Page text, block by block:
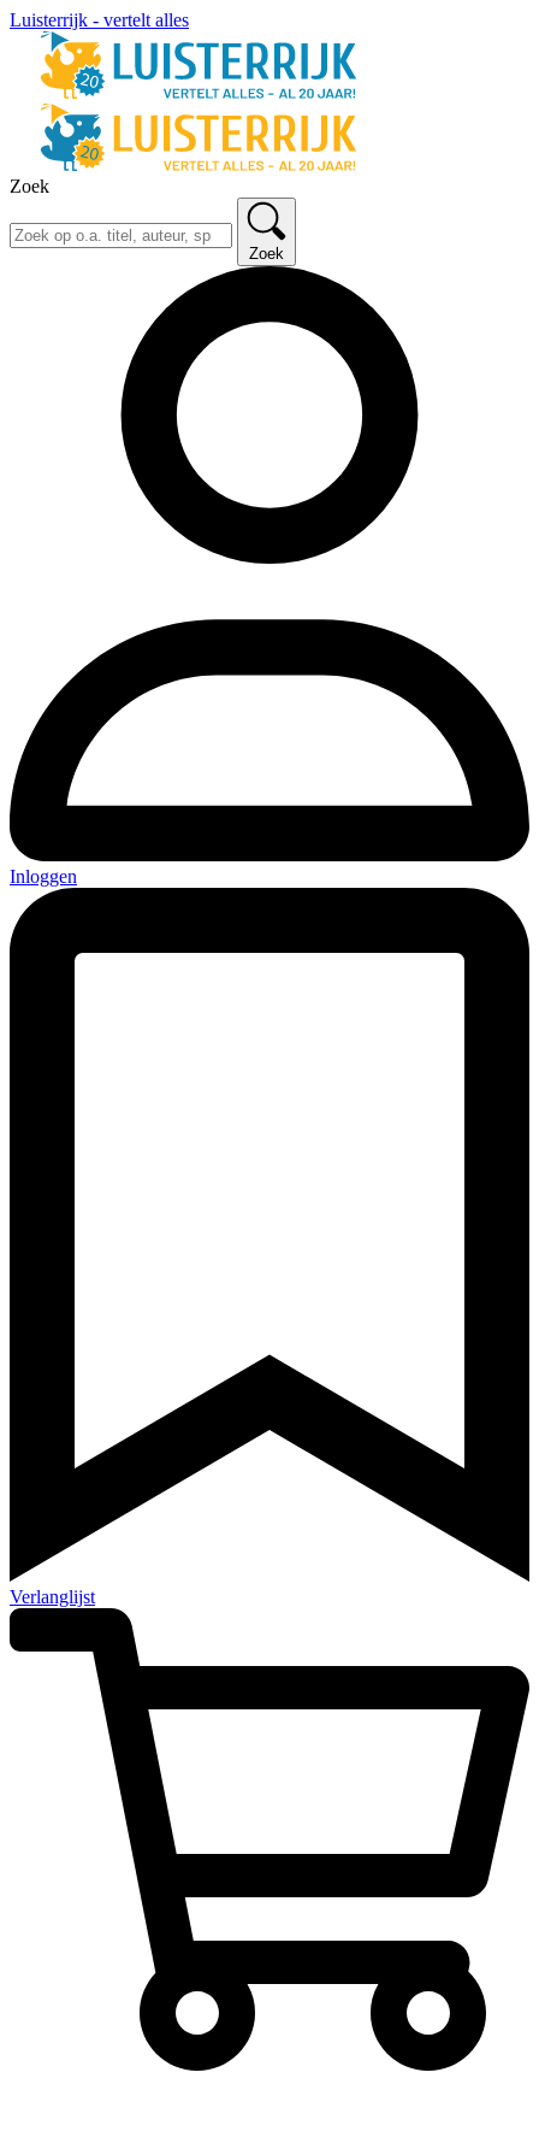
Luisterrijk - vertelt alles
Zoek
Zoek
Inloggen
Verlanglijst